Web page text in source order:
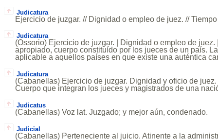
Judicatura
Ejercicio de juzgar. // Dignidad o empleo de juez. //
Judicatura
(Ossorio) Ejercicio de juzgar. | Dignidad o empleo de juez.
apropiado, cuerpo constituído por los jueces de un país.
aplicable a aquellos países en que existe una auténtica
Judicatura
(Cabanellas) Ejercicio de juzgar. Dignidad y oficio de
Cuerpo que integran los jueces y magistrados de una
Judicatus
(Cabanellas) Voz lat. Juzgado; y mejor aún, condenado.
Judicial
(Cabanellas) Perteneciente al juicio. Atinente a la